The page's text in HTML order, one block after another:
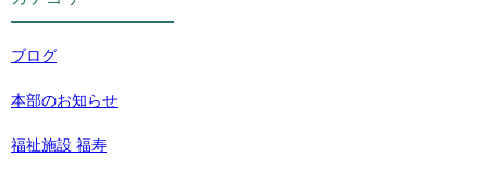
ブログ
本部のお知らせ
福祉施設 福寿